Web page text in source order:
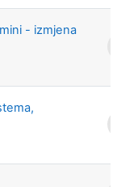
- izmjena